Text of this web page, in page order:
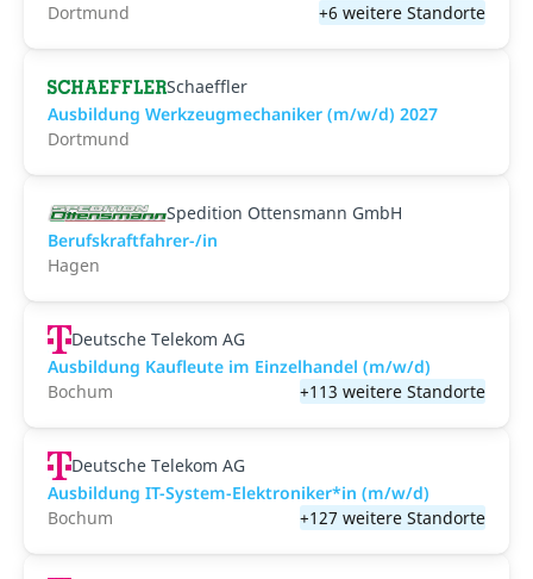
Dortmund
+6 weitere Standorte
Schaeffler
Ausbildung Werkzeugmechaniker (m/w/d) 2027
Dortmund
Spedition Ottensmann GmbH
Berufskraftfahrer-/in
Hagen
Deutsche Telekom AG
Ausbildung Kaufleute im Einzelhandel (m/w/d)
Bochum
+113 weitere Standorte
Deutsche Telekom AG
Ausbildung IT-System-Elektroniker*in (m/w/d)
Bochum
+127 weitere Standorte